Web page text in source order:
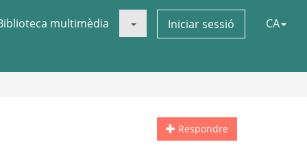
multimèdia Iniciar sessió CA
Respondre